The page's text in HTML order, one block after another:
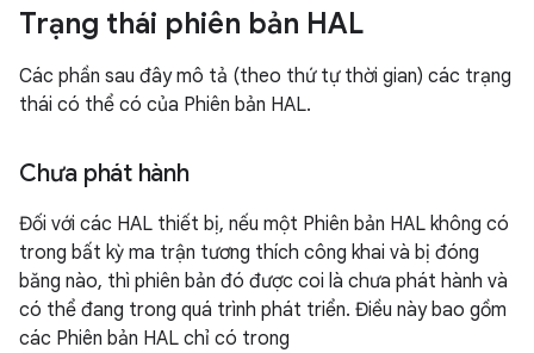
Trạng thái phiên bản HAL
Các phần sau đây mô tả (theo thứ tự thời gian) các trạng
thái có thể có của Phiên bản HAL.
Chưa phát hành
Đối với các HAL thiết bị, nếu một Phiên bản HAL không có
trong bất kỳ ma trận tương thích công khai và bị đóng
băng nào, thì phiên bản đó được coi là chưa phát hành và
có thể đang trong quá trình phát triển. Điều này bao gồm
các Phiên bản HAL chỉ có trong